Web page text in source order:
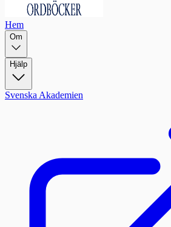
Hem
Om
Hjälp
Svenska Akademien